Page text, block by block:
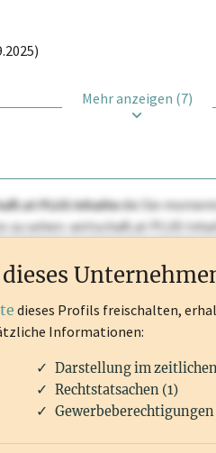
Mehr anzeigen (7)
PLUS Inhaltedie Sie
zu sehen. wirtschaft.at PLUS
dieses Profils freischalten,
Informationen:
Darstellung im
Rechtstatsachen (1)
Gewerbeberechtigungen